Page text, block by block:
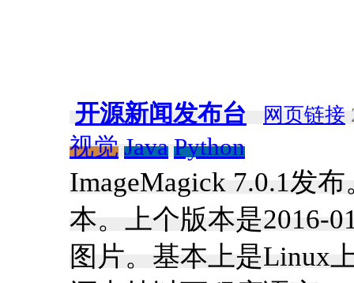
开源新闻发布台 网页链接
视觉 Java Python
ImageMagick 7.0.1发
本。上个版本是2016-
图片。基本上是Linux